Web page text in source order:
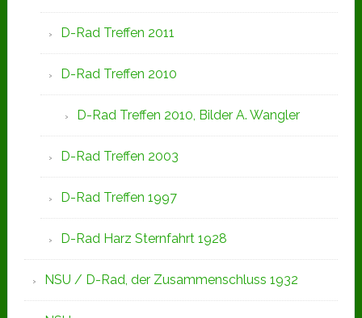
D-Rad Treffen 2011
D-Rad Treffen 2010
D-Rad Treffen 2010, Bilder A. Wangler
D-Rad Treffen 2003
D-Rad Treffen 1997
D-Rad Harz Sternfahrt 1928
NSU / D-Rad, der Zusammenschluss 1932